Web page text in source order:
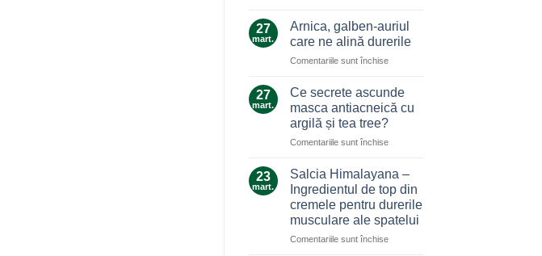
de
ghimbir.
Un
ajutor
nădejde
care
nu
lasă
durere
27
mart.
Arnica, galben-auriul
care ne alină durerile
Comentariile sunt închisepentru
galben-
auriul
care
alină
27
mart.
Ce secrete ascunde
masca antiacneică cu
argilă și tea tree?
Comentariile sunt închisepentru
ascunde
masca
antiacneică
cu
argilă
23
mart.
Salcia Himalayana –
Ingredientul de top din
cremele pentru durerile
musculare ale spatelui
Comentariile sunt închisepentru